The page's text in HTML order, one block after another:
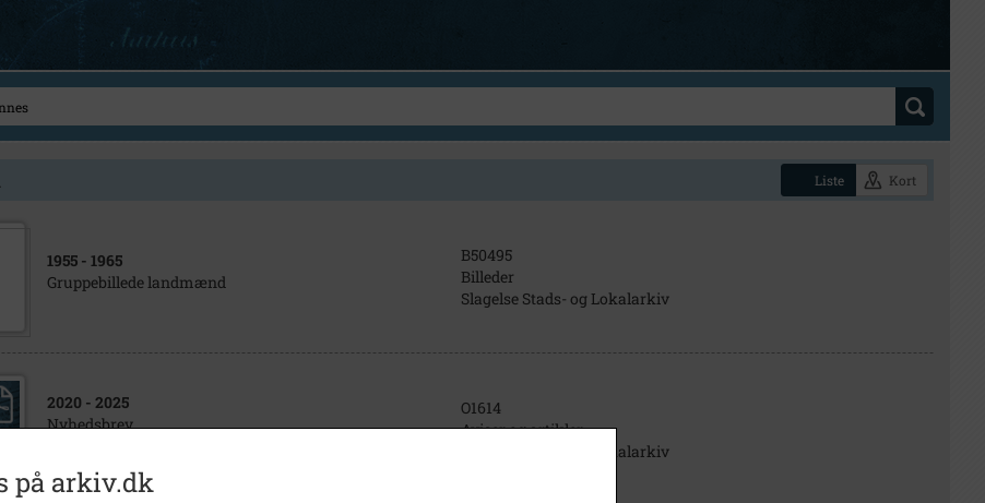
Liste Kort
1955 - 1965
Gruppebillede landmænd
B50495
Billeder
Slagelse Stads- og Lokalarkiv
2020 - 2025
Nyhedsbrev
O1614
Aviser og artikler
Slagelse Stads- og Lokalarkiv
på arkiv.dk